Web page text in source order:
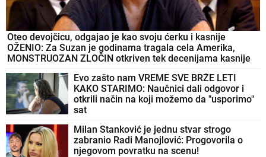
Oteo devojčicu, odgajao je kao svoju ćerku i kasnije
OŽENIO: Za Suzan je godinama tragala cela Amerika,
MONSTRUOZAN ZLOČIN otkriven tek decenijama kasnije
Evo zašto nam VREME SVE BRŽE LETI
KAKO STARIMO: Naučnici dali odgovor i
otkrili način na koji možemo da "usporimo"
sat
Milan Stanković je jednu stvar strogo
zabranio Radi Manojlović: Progovorila o
njegovom povratku na scenu!